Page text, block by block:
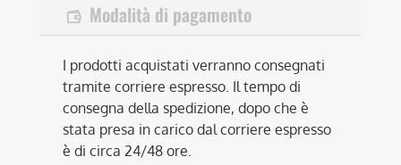
Modalità di pagamento
I prodotti acquistati verranno consegnati
tramite corriere espresso. Il tempo di
consegna della spedizione, dopo che è
stata presa in carico dal corriere espresso
è di circa 24/48 ore.